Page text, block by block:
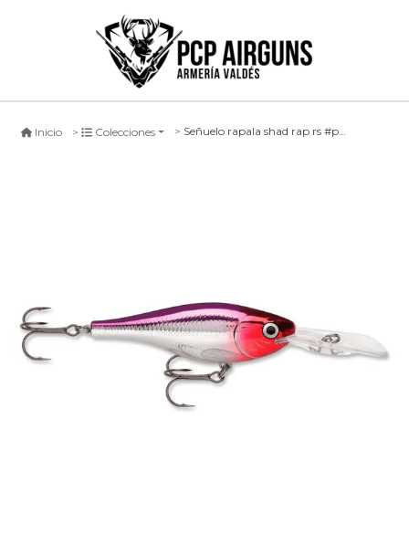
Inicio Colecciones Señuelo rapala shad rap rs #pcl, 4cm